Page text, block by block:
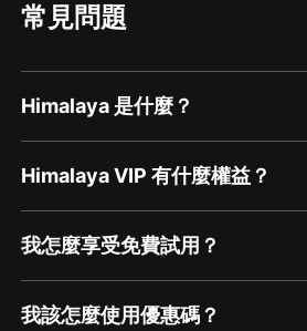
常見問題
Himalaya 是什麼？
Himalaya VIP 有什麼權益？
我怎麼享受免費試用？
我該怎麼使用優惠碼？